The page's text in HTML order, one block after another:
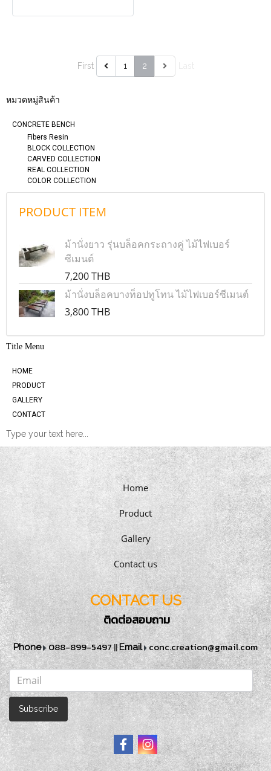
First 1 2
หมวดหมู่สินค้า
CONCRETE BENCH
Fibers Resin
BLOCK COLLECTION
CARVED COLLECTION
REAL COLLECTION
COLOR COLLECTION
PRODUCT ITEM
ม้านั่งยาว รุ่นบล็อคกระถางคู่ ไม้ไฟเบอร์
ซีเมนต์
7,200 THB
ม้านั่งบล็อคบางท็อปทูโทน ไม้ไฟเบอร์ซีเมนต์
3,800 THB
Title Menu
HOME
PRODUCT
GALLERY
CONTACT
Type your text here...
Home
Product
Gallery
Contact us
CONTACT US
ติดต่อสอบถาม
Phone 088-899-5497||Email conc.creation@gmail.com
Subscribe